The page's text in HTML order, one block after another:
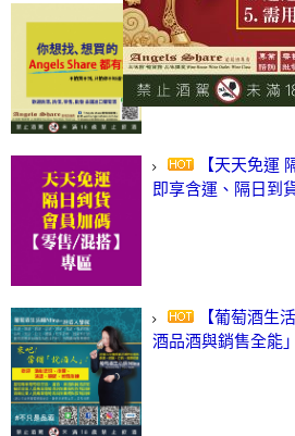
【凡酒問
(尋)酒、詢價、零
2024/03/01
【天天免運
即享含運、隔日到
【葡萄酒生
酒品酒與銷售全能